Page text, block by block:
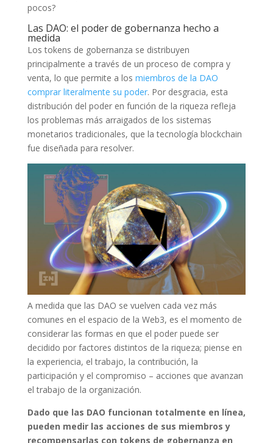
pocos?
Las DAO: el poder de gobernanza hecho a
medida
Los tokens de gobernanza se distribuyen
principalmente a través de un proceso de compra y
venta, lo que permite a los miembros de la DAO
comprar literalmente su poder. Por desgracia, esta
distribución del poder en función de la riqueza refleja
los problemas más arraigados de los sistemas
monetarios tradicionales, que la tecnología blockchain
fue diseñada para resolver.
A medida que las DAO se vuelven cada vez más
comunes en el espacio de la Web3, es el momento de
considerar las formas en que el poder puede ser
decidido por factores distintos de la riqueza; piense en
la experiencia, el trabajo, la contribución, la
participación y el compromiso – acciones que avanzan
el trabajo de la organización.
Dado que las DAO funcionan totalmente en línea,
pueden medir las acciones de sus miembros y
recompensarlas con tokens de gobernanza en